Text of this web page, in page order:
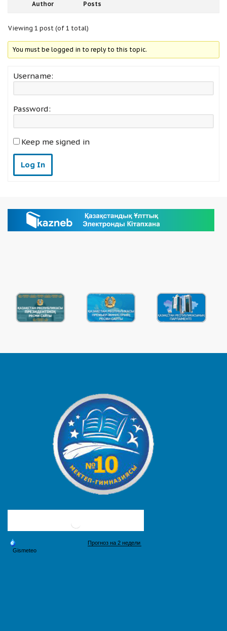
Author Posts
Viewing 1 post (of 1 total)
You must be logged in to reply to this topic.
Username:
Password:
Keep me signed in
Log In